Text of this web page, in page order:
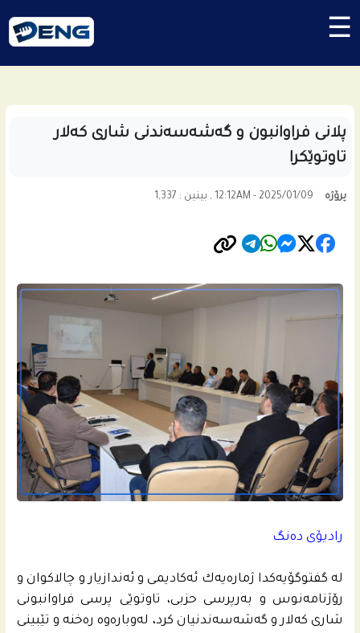
☰
پلانى فراوانبون و گه‌شه‌سه‌ندنى شاری كه‌لار
تاوتوێكرا
پرۆژە 12:12AM - 2025/01/09 , بینین : 1,337
رادیۆی ده‌نگ
له‌ گفتوگۆیه‌كدا ژماره‌یه‌ك ئه‌كادیمی و ئه‌ندازیار و چالاكوان و
رۆژنامه‌نوس و به‌رپرسی حزبی، تاوتوێی پرسی فراوانبونى
شاری كه‌لار و گه‌شه‌سه‌ندنیان كرد، له‌وباره‌وه‌ ره‌خنه‌ و تێبینی